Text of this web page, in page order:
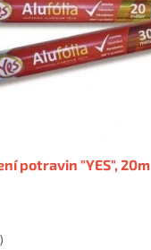
potravin "YES", 20m